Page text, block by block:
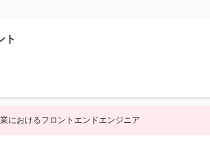
ト
におけるフロントエンドエンジニア